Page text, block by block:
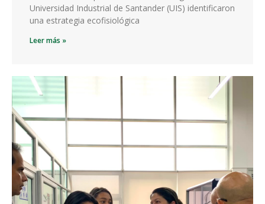
Universidad Industrial de Santander (UIS) identificaron
una estrategia ecofisiológica
Leer más »